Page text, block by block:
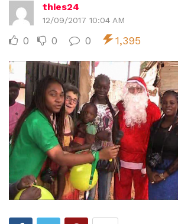
thies24
12/09/2017 10:04 AM
0 0 0 1,395